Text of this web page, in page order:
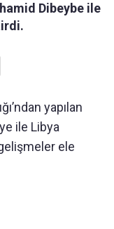
Dibeybe ile
yapılan
ile Libya
ele